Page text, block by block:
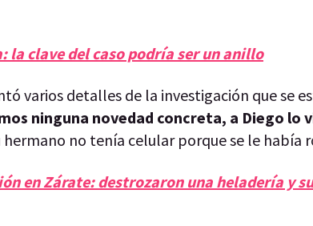
la clave del caso podría ser un anillo
varios detalles de la investigación que se
ninguna novedad concreta, a Diego lo
no tenía celular porque se le había
en Zárate: destrozaron una heladería y su